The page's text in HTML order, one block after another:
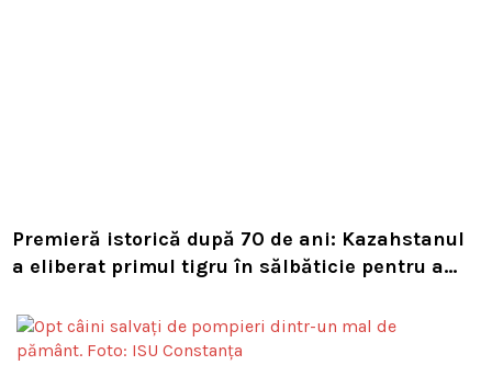
Premieră istorică după 70 de ani: Kazahstanul
a eliberat primul tigru în sălbăticie pentru a
natural